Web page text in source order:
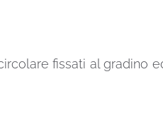
fissati al gradino